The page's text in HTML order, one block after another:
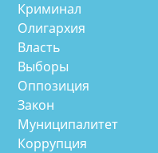
Криминал
Олигархия
Власть
Выборы
Оппозиция
Закон
Муниципалитет
Коррупция